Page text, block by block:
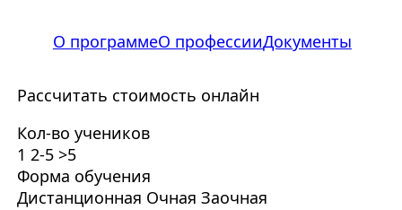
О программеО профессииДокументы
Рассчитать стоимость онлайн
Кол-во учеников
1 2-5 >5
Форма обучения
Дистанционная Очная Заочная